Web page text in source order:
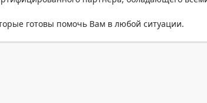
готовы помочь Вам в любой ситуации.